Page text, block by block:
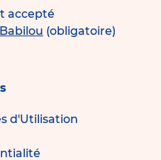
accepté
(obligatoire)
d'Utilisation